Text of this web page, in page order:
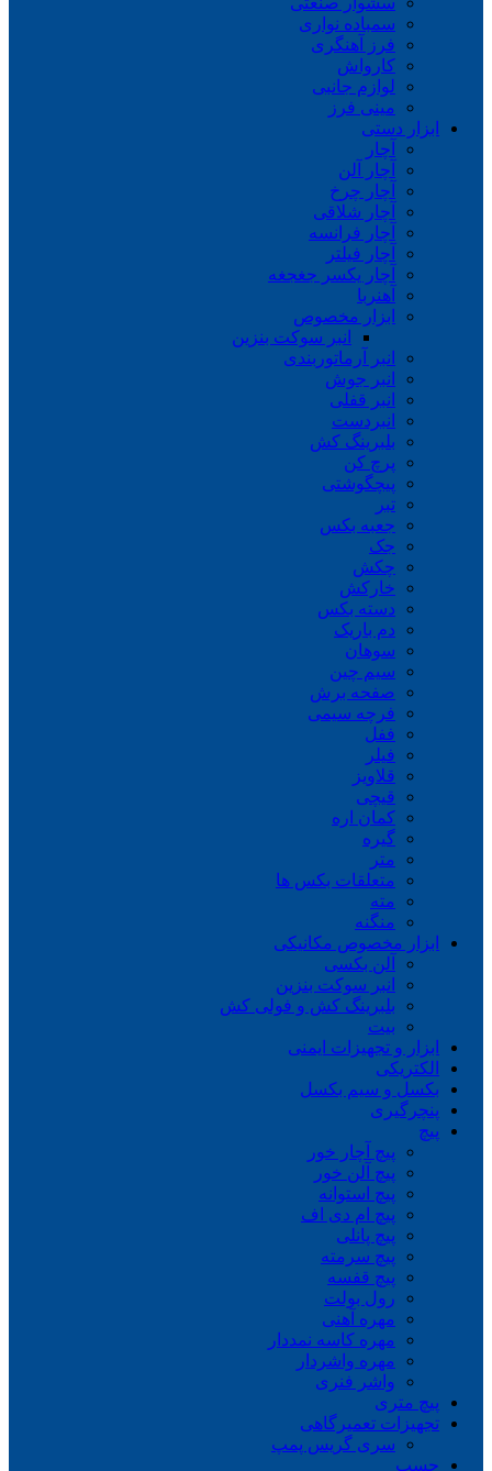
سمباده نواری
فرز آهنگری
کارواش
لوازم جانبی
مینی فرز
ابزار دستی
آچار
آچار آلن
آچار چرخ
آچار شلاقی
آچار فرانسه
آچار فیلتر
آچار یکسر جغجغه
آهنربا
ابزار مخصوص
انبر سوکت بنزین
انبر آرماتوربندی
انبر جوش
انبر قفلی
انبردست
بلبرینگ کش
پرچ کن
پیچگوشتی
تبر
جعبه بکس
جک
چکش
خارکش
دسته بکس
دم باریک
سوهان
سیم چین
صفحه برش
فرچه سیمی
ففل
فیلر
قلاویز
قیچی
کمان اره
گیره
متر
متعلقات بکس ها
مته
منگنه
ابزار مخصوص مکانیکی
آلن بکسی
انبر سوکت بنزین
بلبرینگ کش و فولی کش
بیت
ابزار و تجهیزات ایمنی
الکتریکی
بکسل و سیم بکسل
پنچرگیری
پیچ
پیچ آچار خور
پیچ آلن خور
پیچ استوانه
پیچ ام دی اف
پیچ پانلی
پیچ سرمته
پیچ قفسه
رول بولت
مهره آهنی
مهره کاسه نمددار
مهره واشردار
واشر فنری
پیچ متری
تجهیزات تعمیرگاهی
سری گریس پمپ
چسب